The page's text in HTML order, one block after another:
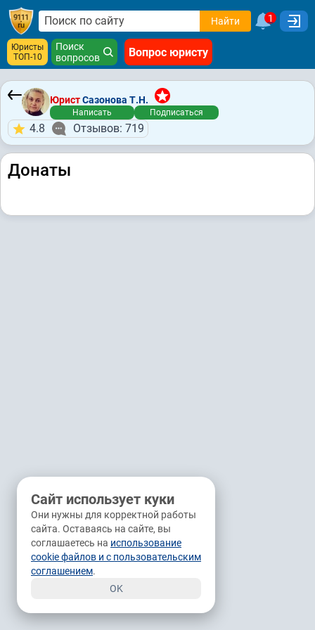
Найти 1
Юристы
ТОП-10
Поиск
вопросов
Вопрос юристу
ЮристСазонова Т.Н.
Написать Подписаться
4.8 Отзывов: 719
Донаты
Сайт использует куки
Они нужны для корректной работы
сайта. Оставаясь на сайте, вы
соглашаетесь на использование
cookie файлов и с пользовательским
соглашением.
OK